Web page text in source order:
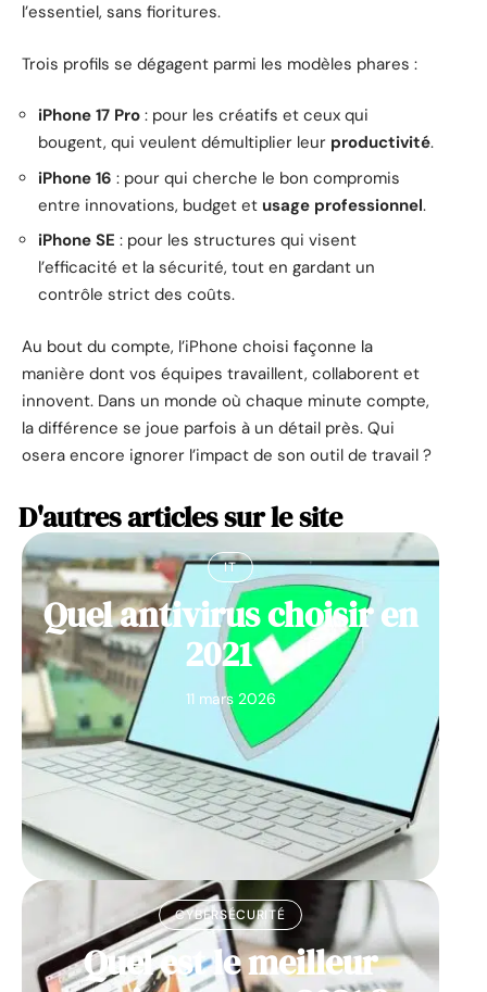
l’essentiel, sans fioritures.
Trois profils se dégagent parmi les modèles phares :
iPhone 17 Pro : pour les créatifs et ceux qui
bougent, qui veulent démultiplier leur productivité.
iPhone 16 : pour qui cherche le bon compromis
entre innovations, budget et usage professionnel.
iPhone SE : pour les structures qui visent
l’efficacité et la sécurité, tout en gardant un
contrôle strict des coûts.
Au bout du compte, l’iPhone choisi façonne la
manière dont vos équipes travaillent, collaborent et
innovent. Dans un monde où chaque minute compte,
la différence se joue parfois à un détail près. Qui
osera encore ignorer l’impact de son outil de travail ?
D'autres articles sur le site
IT
Quel antivirus choisir en
2021 ?
11 mars 2026
CYBERSÉCURITÉ
Quel est le meilleur